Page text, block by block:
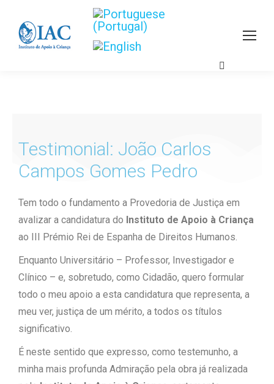
Testimonial: João Carlos
Campos Gomes Pedro
Tem todo o fundamento a Provedoria de Justiça em
avalizar a candidatura do Instituto de Apoio à Criança
ao III Prémio Rei de Espanha de Direitos Humanos.
Enquanto Universitário – Professor, Investigador e
Clínico – e, sobretudo, como Cidadão, quero formular
todo o meu apoio a esta candidatura que representa, a
meu ver, justiça de um mérito, a todos os títulos
significativo.
É neste sentido que expresso, como testemunho, a
minha mais profunda Admiração pela obra já realizada